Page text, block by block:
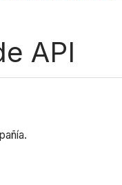
API